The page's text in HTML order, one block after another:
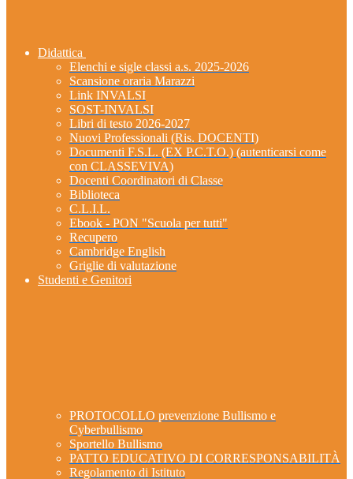
Didattica
Elenchi e sigle classi a.s. 2025-2026
Scansione oraria Marazzi
Link INVALSI
SOST-INVALSI
Libri di testo 2026-2027
Nuovi Professionali (Ris. DOCENTI)
Documenti F.S.L. (EX P.C.T.O.) (autenticarsi come
con CLASSEVIVA)
Docenti Coordinatori di Classe
Biblioteca
C.L.I.L.
Ebook - PON "Scuola per tutti"
Recupero
Cambridge English
Griglie di valutazione
Studenti e Genitori
PROTOCOLLO prevenzione Bullismo e
Cyberbullismo
Sportello Bullismo
PATTO EDUCATIVO DI CORRESPONSABILITÀ
Regolamento di Istituto